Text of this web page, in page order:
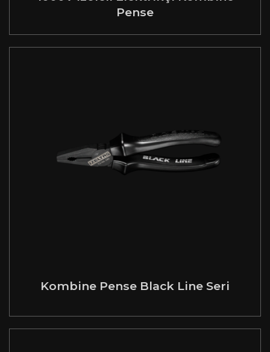
Pense
Kombine Pense Black Line Seri